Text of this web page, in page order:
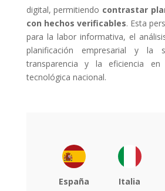
digital, permitiendo contrastar
con hechos verificables. Esta
para la labor informativa, el
planificación empresarial y la
transparencia y la eficiencia en
tecnológica nacional.
España Italia